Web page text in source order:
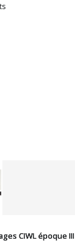
CIWL époque III